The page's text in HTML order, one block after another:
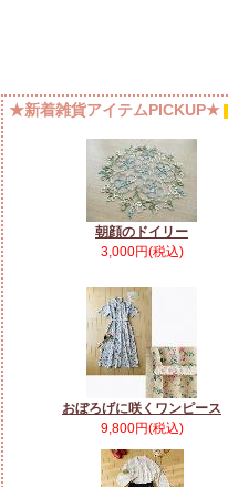
★新着雑貨アイテムPICKUP★
朝顔のドイリー
3,000円(税込)
おぼろげに咲くワンピース
9,800円(税込)